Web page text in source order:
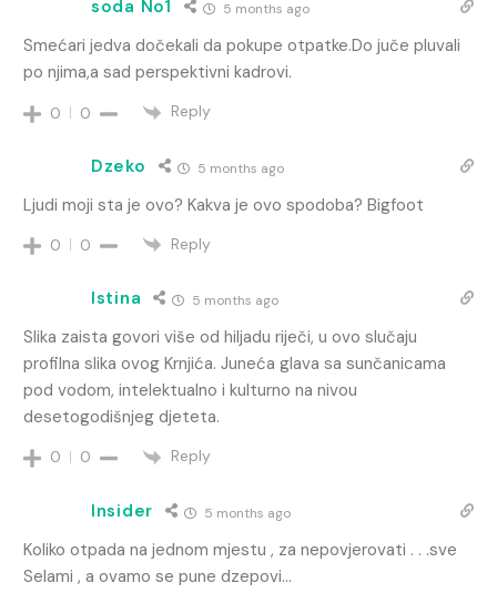
soda No1 5 months ago
Smećari jedva dočekali da pokupe otpatke.Do juče pluvali
po njima,a sad perspektivni kadrovi.
0 0 Reply
Dzeko 5 months ago
Ljudi moji sta je ovo? Kakva je ovo spodoba? Bigfoot
0 0 Reply
Istina 5 months ago
Slika zaista govori više od hiljadu riječi, u ovo slučaju
profilna slika ovog Krnjića. Juneća glava sa sunčanicama
pod vodom, intelektualno i kulturno na nivou
desetogodišnjeg djeteta.
0 0 Reply
Insider 5 months ago
Koliko otpada na jednom mjestu , za nepovjerovati . . .sve
Selami , a ovamo se pune dzepovi…